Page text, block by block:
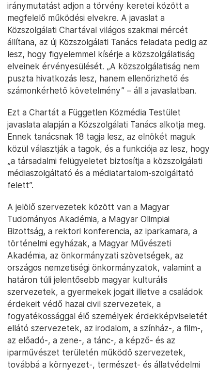
iránymutatást adjon a törvény keretei között a
megfelelő működési elvekre. A javaslat a
Közszolgálati Chartával világos szakmai mércét
állítana, az új Közszolgálati Tanács feladata pedig az
lesz, hogy figyelemmel kísérje a közszolgálatiság
elveinek érvényesülését. „A közszolgálatiság nem
puszta hivatkozás lesz, hanem ellenőrizhető és
számonkérhető követelmény” – áll a javaslatban.
Ezt a Chartát a Független Közmédia Testület
javaslata alapján a Közszolgálati Tanács alkotja meg.
Ennek tanácsnak 18 tagja lesz, az elnökét maguk
közül választják a tagok, és a funkciója az lesz, hogy
„a társadalmi felügyeletet biztosítja a közszolgálati
médiaszolgáltató és a médiatartalom-szolgáltató
felett”.
A jelölő szervezetek között van a Magyar
Tudományos Akadémia, a Magyar Olimpiai
Bizottság, a rektori konferencia, az iparkamara, a
történelmi egyházak, a Magyar Művészeti
Akadémia, az önkormányzati szövetségek, az
országos nemzetiségi önkormányzatok, valamint a
határon túli jelentősebb magyar kulturális
szervezetek, a gyermekek jogait illetve a családok
érdekeit védő hazai civil szervezetek, a
fogyatékossággal élő személyek érdekképviseletét
ellátó szervezetek, az irodalom, a színház-, a film-,
az előadó-, a zene-, a tánc-, a képző- és az
iparművészet területén működő szervezetek,
továbbá a környezet-, természet- és állatvédelmi